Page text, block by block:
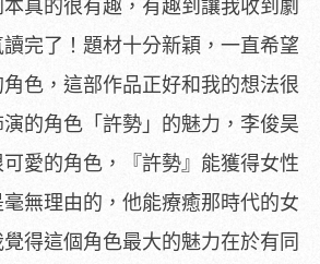
真的很有趣， 有趣到讓我收到劇
完了！題材十分新穎， 一直希望
色，這部作品正好和我的想法很
演的角色「許勢」的魅力，李俊昊
愛的角色，『許勢』能獲得女性
毫無理由的，他能療癒那時代的女
覺得這個角色最大的魅力在於有同